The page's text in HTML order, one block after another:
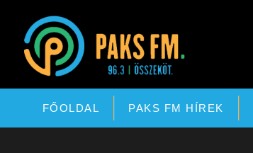
Paks FM
FŐOLDAL PAKS FM HÍREK